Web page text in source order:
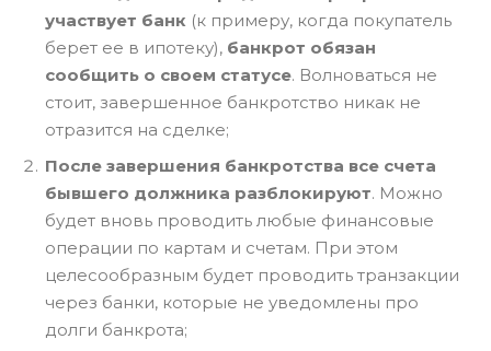
участвует банк (к примеру, когда покупатель
берет ее в ипотеку), банкрот обязан
сообщить о своем статусе. Волноваться не
стоит, завершенное банкротство никак не
отразится на сделке;
После завершения банкротства все счета
бывшего должника разблокируют. Можно
будет вновь проводить любые финансовые
операции по картам и счетам. При этом
целесообразным будет проводить транзакции
через банки, которые не уведомлены про
долги банкрота;